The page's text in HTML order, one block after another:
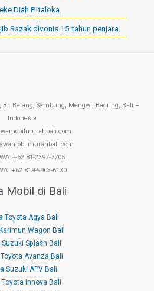
Diah Pitaloka.
Razak divonis 15 tahun penjara.
Belang, Sembung, Mengwi, Badung, Bali –
Indonesia
+62 81-2397-7705
+62 819-9903-6130
Mobil di Bali
Toyota Agya Bali
Wagon Bali
Suzuki Splash Bali
Avanza Bali
Suzuki APV Bali
Toyota Innova Bali